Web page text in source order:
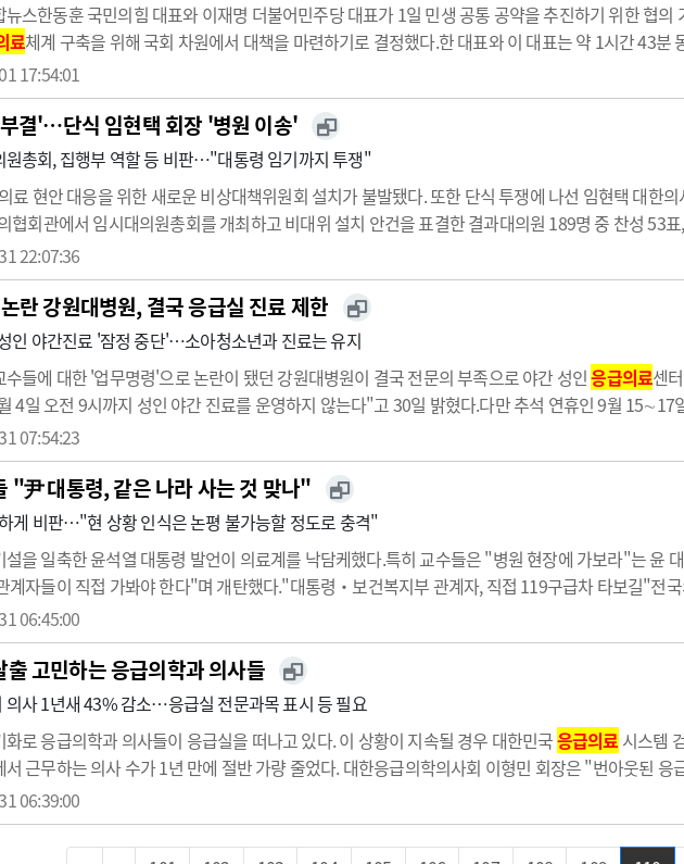
스한동훈 국민의힘 대표와 이재명 더불어민주당 대표가 1일 민생 공통 공약을 추진하기 위한 협
료체계 구축을 위해 국회 차원에서 대책을 마련하기로 결정했다.한 대표와 이 대표는 약 1시간 43
응급의료체계 구축에 만전을 기할 것을 정부에 당부하고 국회 차원의 대책을 마련하기로 했다.한동
백에…
17:54:01
결'…단식 임현택 회장 '병원 이송'
원총회, 집행부 역할 등 비판…"대통령 임기까지 투쟁"
료 현안 대응을 위한 새로운 비상대책위원회 설치가 불발됐다. 또한 단식 투쟁에 나선 임현택 대한
협회관에서 임시대의원총회를 개최하고 비대위 설치 안건을 표결한 결과대의원 189명 중 찬성 53
집행부에 대한 질타가 쏟아졌다.김교웅 의장은 "집행부가 구성된지 4개월이 됐지만 오늘 임총이
통을 깊이…
22:07:36
란 강원대병원, 결국 응급실 진료 제한
인 야간진료 '잠정 중단'…소아청소년과 진료는 유지
수들에 대한 '업무명령'으로 논란이 됐던 강원대병원이 결국 전문의 부족으로 야간 성인응급의료센
4일 오전 9시까지 성인 야간 진료를 운영하지 않는다"고 30일 밝혔다.다만 추석 연휴인 9월
터는 총 5명의 전문의가 근무했으나 이 중 2명이 휴직, 3명의 전문의로만 응급실을 운영하는 상황에
07:54:23
"尹 대통령, 같은 나라 사는 것 맞나"
게 비판…"현 상황 인식은 논평 불가능할 정도로 충격"
설을 일축한 윤석열 대통령 발언이 의료계를 낙담케했다.특히 교수들은 "병원 현장에 가보라"는 윤
계자들이 직접 가봐야 한다"며 개탄했다."대통령‧보건복지부 관계자, 직접 119구급차 타보길"전
통령의 국정브리핑 및 기자간담회에 대한 입장을 밝혔다.전의교협은 "대통령으로서 책임있는 발언
06:45:00
출 고민하는 응급의학과 의사들
의사 1년새 43% 감소…응급실 전문과목 표시 등 필요
로 응급의학과 의사들이 응급실을 떠나고 있다. 이 상황이 지속될 경우 대한민국응급의료 시스템
근무하는 의사 수가 1년 만에 절반 가량 줄었다. 대한응급의학의사회 이형민 회장은 "번아웃된
의료대란대책특별위원회가 보건복지부로부터 받은 전국 권역
으로 줄었다.즉…
06:39:00